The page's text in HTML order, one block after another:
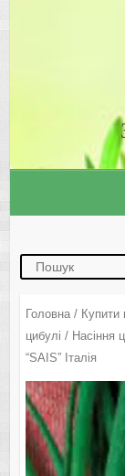
Головна/ Купити
цибулі / Насіння
“SAIS” Італія